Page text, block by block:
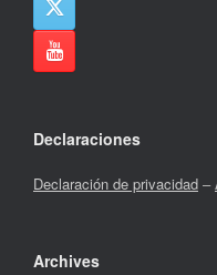
Declaraciones
Declaración de privacidad –
Archives